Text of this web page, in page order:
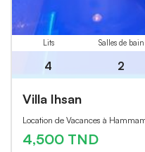
Lits
4
Salles de bain
2
Villa Ihsan
Location de Vacances à
4,500 TND